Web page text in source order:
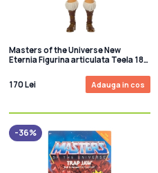
Masters of the Universe New
Eternia Figurina articulata Teela 18
170 Lei
Adauga in cos
-36%